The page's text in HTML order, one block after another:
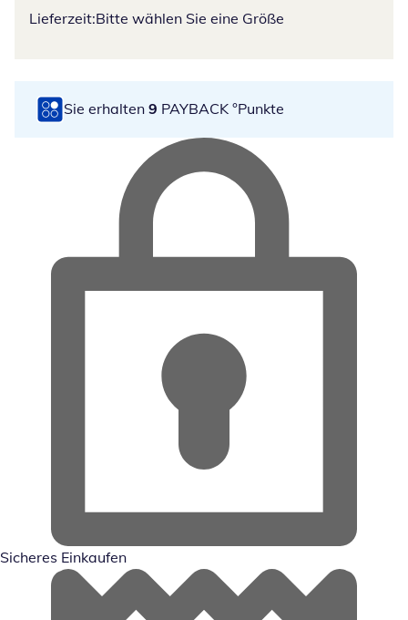
Lieferzeit:Bitte wählen Sie eine Größe
Sie erhalten 9 PAYBACK °Punkte
Sicheres Einkaufen